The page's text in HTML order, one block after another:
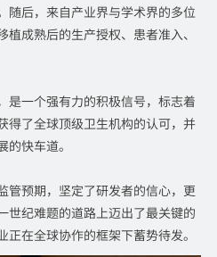
随后，来自产业界与学术界的多位
成熟后的生产授权、患者准入、
是一个强有力的积极信号，标志着
得了全球顶级卫生机构的认可，并
快车道。
管预期，坚定了研发者的信心，更
世纪难题的道路上迈出了最关键的
在全球协作的框架下蓄势待发。